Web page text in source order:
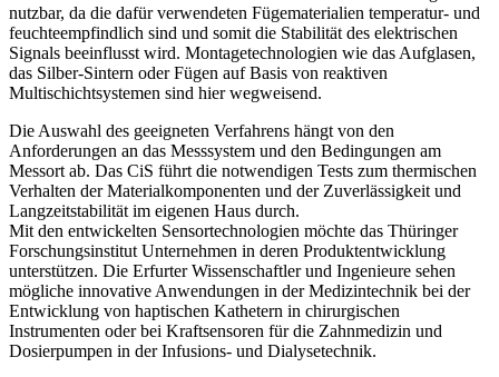
nutzbar, da die dafür verwendeten Fügematerialien temperatur- und
feuchteempfindlich sind und somit die Stabilität des elektrischen
Signals beeinflusst wird. Montagetechnologien wie das Aufglasen,
das Silber-Sintern oder Fügen auf Basis von reaktiven
Multischichtsystemen sind hier wegweisend.
Die Auswahl des geeigneten Verfahrens hängt von den
Anforderungen an das Messsystem und den Bedingungen am
Messort ab. Das CiS führt die notwendigen Tests zum thermischen
Verhalten der Materialkomponenten und der Zuverlässigkeit und
Langzeitstabilität im eigenen Haus durch.
Mit den entwickelten Sensortechnologien möchte das Thüringer
Forschungsinstitut Unternehmen in deren Produktentwicklung
unterstützen. Die Erfurter Wissenschaftler und Ingenieure sehen
mögliche innovative Anwendungen in der Medizintechnik bei der
Entwicklung von haptischen Kathetern in chirurgischen
Instrumenten oder bei Kraftsensoren für die Zahnmedizin und
Dosierpumpen in der Infusions- und Dialysetechnik.